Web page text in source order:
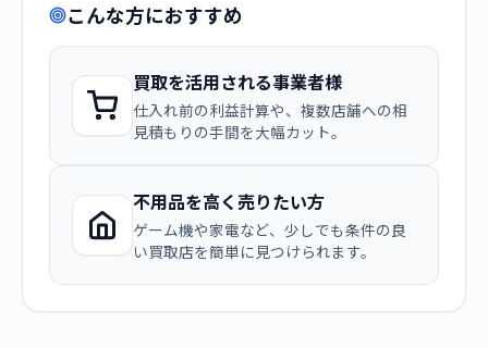
こんな方におすすめ
買取を活用される事業者様
仕入れ前の利益計算や、複数店舗への相
見積もりの手間を大幅カット。
不用品を高く売りたい方
ゲーム機や家電など、少しでも条件の良
い買取店を簡単に見つけられます。